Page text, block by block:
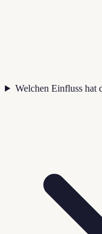
Welchen Einfluss hat